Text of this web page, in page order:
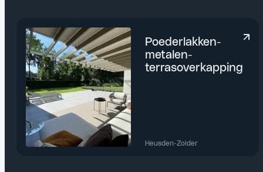
Poederlakken-
metalen-
terrasoverkapping
Heusden-Zolder